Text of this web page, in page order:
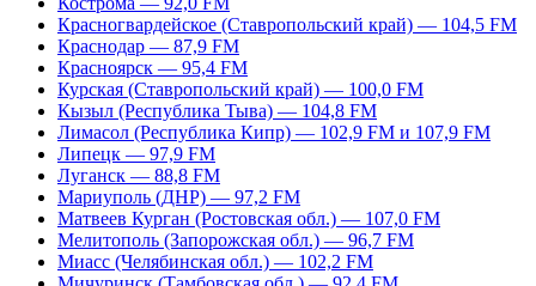
Красногвардейское (Ставропольский край) — 104,5 FM
Краснодар — 87,9 FM
Красноярск — 95,4 FM
Курская (Ставропольский край) — 100,0 FM
Кызыл (Республика Тыва) — 104,8 FM
Лимасол (Республика Кипр) — 102,9 FM и 107,9 FM
Липецк — 97,9 FM
Луганск — 88,8 FM
Мариуполь (ДНР) — 97,2 FM
Матвеев Курган (Ростовская обл.) — 107,0 FM
Мелитополь (Запорожская обл.) — 96,7 FM
Миасс (Челябинская обл.) — 102,2 FM